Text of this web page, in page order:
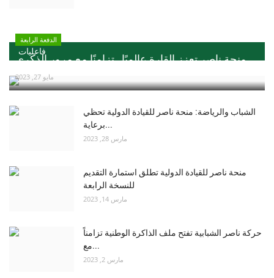
فاعليات
الدفعة الرابعة
منحة ناصر تعزز القارة عالميًا ..تزامنًا مع مرور الذكري...
مايو 27, 2023
الشباب والرياضة: منحة ناصر للقيادة الدولية تحظي
برعاية...
مارس 28, 2023
منحة ناصر للقيادة الدولية تطلق استمارة التقديم
للنسخة الرابعة
مارس 14, 2023
حركة ناصر الشبابية تفتح ملف الذاكرة الوطنية تزامناً
مع...
مارس 2, 2023